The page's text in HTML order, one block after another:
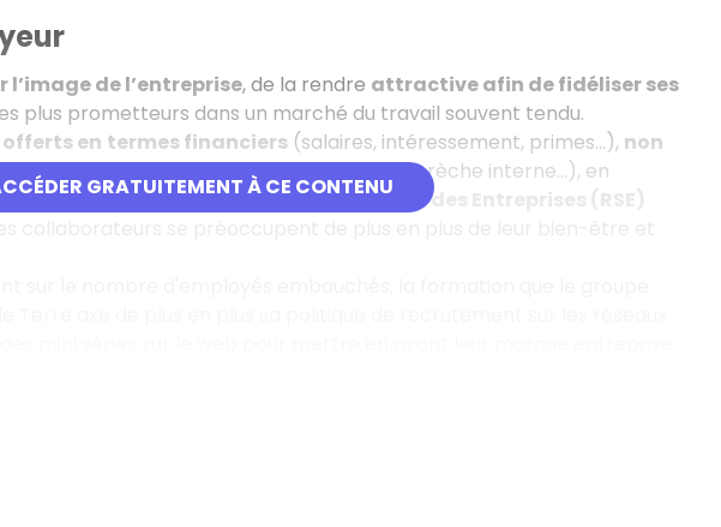
GRATUITEMENT À CE CONTENU
l’image de l’entreprise, de la rendre attractive afin de fidéliser ses
plus prometteurs dans un marché du travail souvent tendu.
offerts en termes financiers(salaires, intéressement, primes...), non
sport, souplesse des horaires, télétravail, crèche interne...), en
en termes de Responsabilité Sociétale des Entreprises (RSE)